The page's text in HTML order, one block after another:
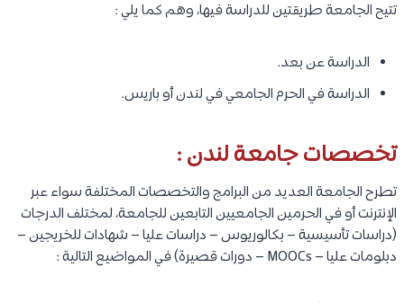
تتيح الجامعة طريقتين للدراسة فيها، وهم كما يلي :
الدراسة عن بعد.
الدراسة في الحرم الجامعي في لندن أو باريس.
تخصصات جامعة لندن :
تطرح الجامعة العديد من البرامج والتخصصات المختلفة سواء عبر
الإنترنت أو في الحرمين الجامعيين التابعين للجامعة، لمختلف الدرجات
(دراسات تأسيسية – بكالوريوس – دراسات عليا – شهادات للخريجين –
دبلومات عليا – MOOCs – دورات قصيرة) في المواضيع التالية :